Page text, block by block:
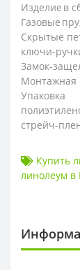
Изделие в
Газовые
Скрытые
ключи-
Замок-
Монтажная
Упаковка
стрейч-
Купить
линолеум в